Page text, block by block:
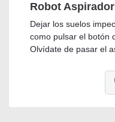
Robot
Dejar los suelos
como pulsar el botón
Olvídate de pasar el